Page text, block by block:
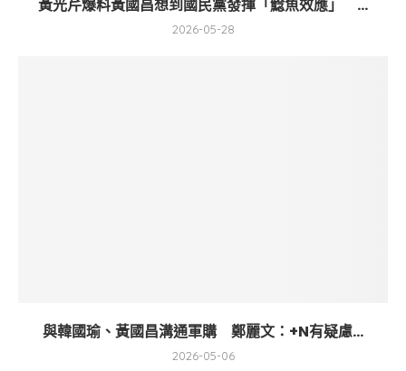
黃光芹爆料黃國昌想到國民黨發揮「鯰魚效應」 ...
2026-05-28
與韓國瑜、黃國昌溝通軍購 鄭麗文：+N有疑慮...
2026-05-06